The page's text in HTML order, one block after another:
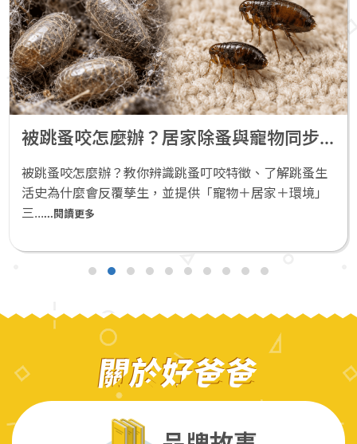
被跳蚤咬怎麼辦？居家除蚤與寵物同步處理指南
被跳蚤咬怎麼辦？教你辨識跳蚤叮咬特徵、了解跳蚤生
活史為什麼會反覆孳生，並提供「寵物＋居家＋環境」
三......閱讀更多
關於好爸爸